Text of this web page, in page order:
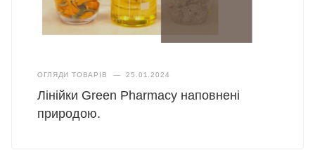
ОГЛЯДИ ТОВАРІВ — 25.01.2024
Лінійки Green Pharmacy наповнені
природою.